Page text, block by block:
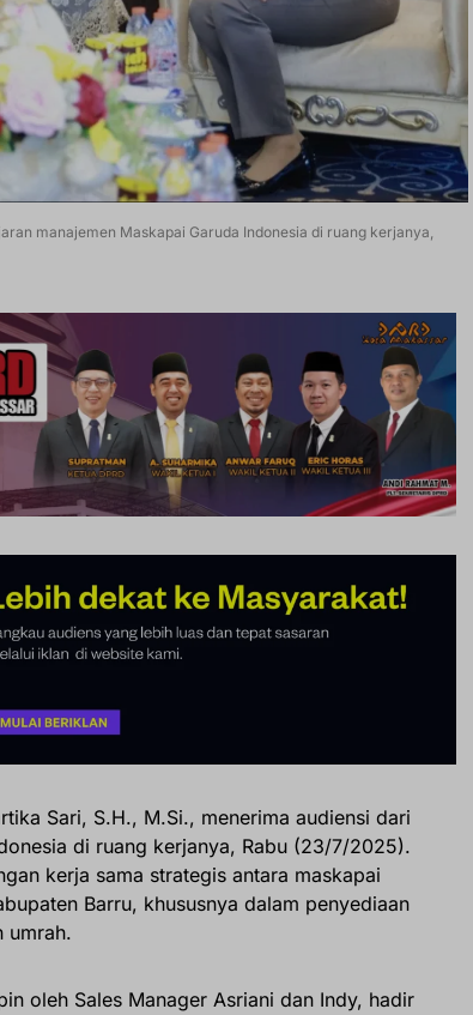
manajemen Maskapai Garuda Indonesia di ruang kerjanya,
Sari, S.H., M.Si., menerima audiensi dari
di ruang kerjanya, Rabu (23/7/2025).
kerja sama strategis antara maskapai
Barru, khususnya dalam penyediaan
umrah.
oleh Sales Manager Asriani dan Indy, hadir